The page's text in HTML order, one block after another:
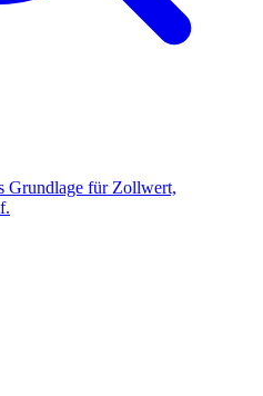
Grundlage für Zollwert,